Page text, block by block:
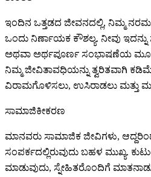
ಇಂದಿನ ಒತ್ತಡದ ಜೀವನದಲ್ಲಿ, ನಿಮ್ಮ
ಒಂದು ನಿರ್ಣಾಯಕ ಕೌಶಲ್ಯ. ನೀವು ಇದನ್ನು
ಅಥವಾ ಅರ್ಥಪೂರ್ಣ ಸಂಭಾಷಣೆಯ
ನಿಮ್ಮ ಜೀವಿತಾವಧಿಯನ್ನು ತ್ವರಿತವಾಗಿ
ವಿರಾಮಗೊಳಿಸಲು, ಉಸಿರಾಡಲು ಮತ್ತು
ಸಾಮಾಜಿಕೀಕರಣ
ಮಾನವರು ಸಾಮಾಜಿಕ ಜೀವಿಗಳು,
ಸಂಪರ್ಕದಲ್ಲಿರುವುದು ಬಹಳ ಮುಖ್ಯ.
ಮಾಡುವುದು, ಸ್ನೇಹಿತರೊಂದಿಗೆ